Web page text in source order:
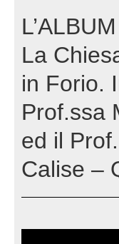
La
in Forio.
Prof.ssa
ed il
Calise –